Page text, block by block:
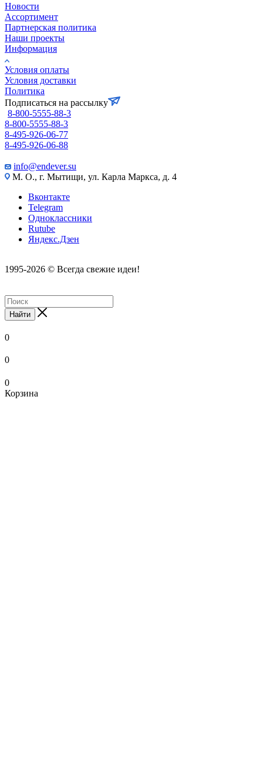
Новости
Ассортимент
Партнерская политика
Наши проекты
Информация
Условия оплаты
Условия доставки
Политика
Подписаться на рассылку
8-800-5555-88-3
8-800-5555-88-3
8-495-926-06-77
8-495-926-06-88
info@endever.su
М. О., г. Мытищи, ул. Карла Маркса, д. 4
Вконтакте
Telegram
Одноклассники
Rutube
Яндекс.Дзен
1995-2026 © Всегда свежие идеи!
Найти
0
0
0
Корзина